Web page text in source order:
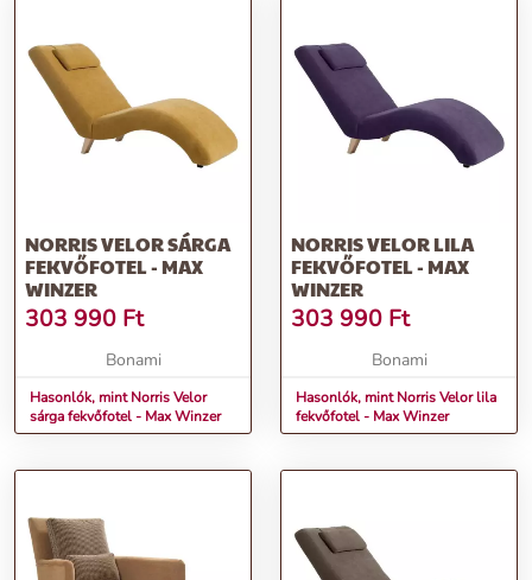
NORRIS VELOR SÁRGA
FEKVŐFOTEL - MAX
WINZER
303 990 Ft
Bonami
Hasonlók, mint Norris Velor
sárga fekvőfotel - Max Winzer
NORRIS VELOR LILA
FEKVŐFOTEL - MAX
WINZER
303 990 Ft
Bonami
Hasonlók, mint Norris Velor lila
fekvőfotel - Max Winzer